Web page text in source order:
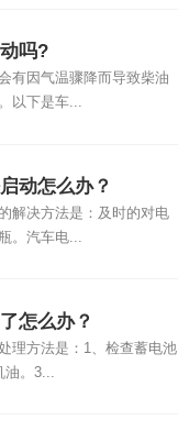
吗?
有因气温骤降而导致柴油
以下是车...
动怎么办？
解决方法是：及时的对电
。汽车电...
怎么办？
理方法是：1、检查蓄电池
油。3...